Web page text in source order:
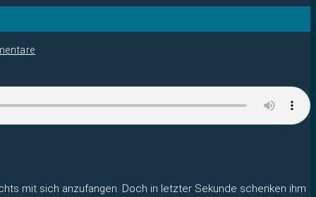
mit sich anzufangen. Doch in letzter Sekunde schenken ihm